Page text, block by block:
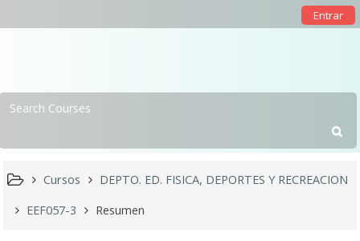
Entrar
Cursos
DEPTO. ED. FISICA, DEPORTES Y RECREACION
EEF057-3
Resumen